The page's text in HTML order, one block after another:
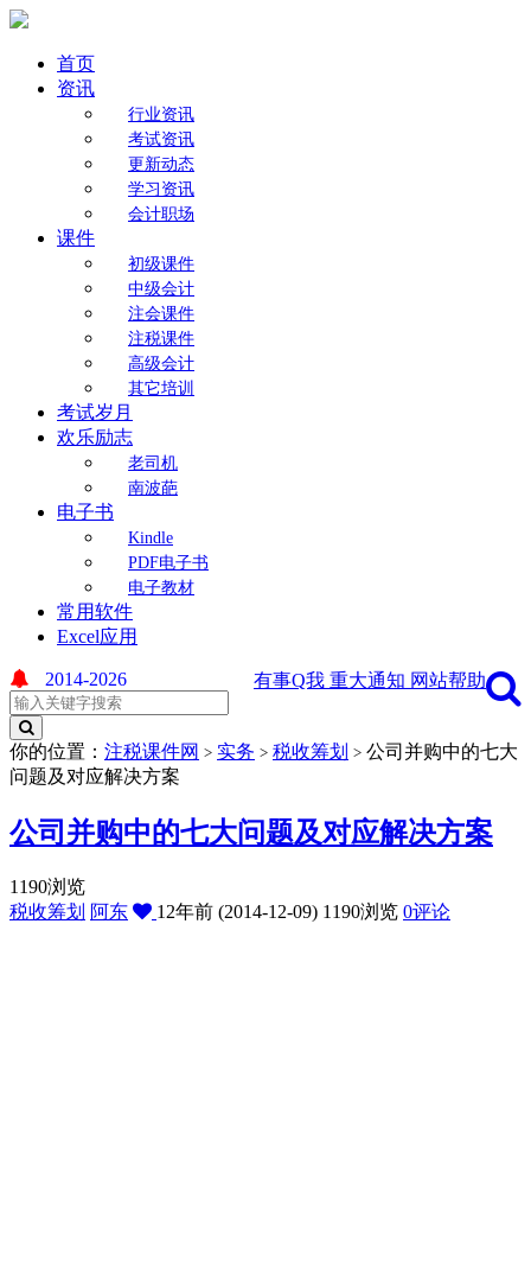
首页
资讯
行业资讯
考试资讯
更新动态
学习资讯
会计职场
课件
初级课件
中级会计
注会课件
注税课件
高级会计
其它培训
考试岁月
欢乐励志
老司机
南波葩
电子书
Kindle
PDF电子书
电子教材
常用软件
Excel应用
有事Q我 重大通知 网站帮助
2014-2026
你的位置： 注税课件网 > 实务 > 税收筹划 > 公司并购中的七大
问题及对应解决方案
公司并购中的七大问题及对应解决方案
1190浏览
税收筹划 阿东 12年前 (2014-12-09) 1190浏览 0评论